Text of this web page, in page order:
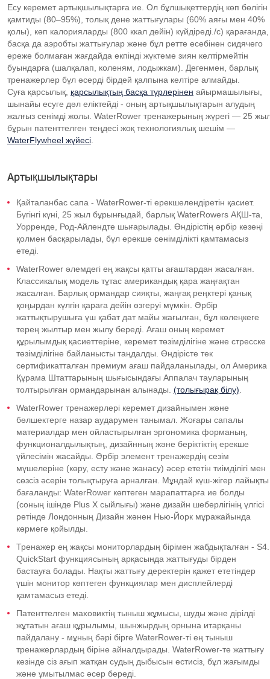
Есу керемет артықшылықтарға ие. Ол бұлшықеттердің көп бөлігін
қамтиды (80–95%), толық дене жаттығулары (60% аяғы мен 40%
қолы), көп калорияларды (800 ккал дейін) күйдіреді./с) қарағанда,
басқа да аэробты жаттығулар және бұл ретте есебінен сидячего
ереже болмаған жағдайда екпінді жүктеме зиян келтірмейтін
буындарға (шалқалап, коленям, лодыжкам). Дегенмен, барлық
тренажерлер бұл әсерді бірдей қалпына келтіре алмайды.
Суға қарсылық, қарсылықтың басқа түрлерінен айырмашылығы,
шынайы есуге дәл еліктейді - оның артықшылықтарын алудың
жалғыз сенімді жолы. WaterRower тренажерының жүрегі — 25
бұрын патенттелген теңдесі жоқ технологиялық шешім —
WaterFlywheel жүйесі
Артықшылықтары
Қайталанбас сапа - WaterRower-ті ерекшелендіретін қасиет.
Бүгінгі күні, 25 жыл бұрынғыдай, барлық WaterRowers АҚШ-та,
Уорренде, Род-Айлендте шығарылады. Өндірістің әрбір кезеңі
қолмен басқарылады, бұл ерекше сенімділікті қамтамасыз
етеді.
WaterRower әлемдегі ең жақсы қатты ағаштардан жасалған.
Классикалық модель тұтас американдық қара жаңғақтан
жасалған. Барлық ормандар сияқты, жаңғақ реңктері қанық
қоңырдан күлгін қараға дейін өзгеруі мүмкін. Әрбір
жаттықтырушыға үш қабат дат майы жағылған, бұл көлеңкеге
терең жылтыр мен жылу береді. Ағаш оның керемет
құрылымдық қасиеттеріне, керемет төзімділігіне және стресске
төзімділігіне байланысты таңдалды. Өндірісте тек
сертификатталған премиум ағаш пайдаланылады, ол Америка
Құрама Штаттарының шығысындағы Аппалач тауларының
толтырылған ормандарынан алынады. (толығырақ білу)
WaterRower тренажерлері керемет дизайнымен және
бөлшектерге назар аударумен танымал. Жоғары сапалы
материалдар мен ойластырылған эргономика форманың,
функционалдылықтың, дизайнның және беріктіктің ерекше
үйлесімін жасайды. Әрбір элемент тренажердің сезім
мүшелеріне (көру, есту және жанасу) әсер ететін тиімділігі мен
сөзсіз әсерін толықтыруға арналған. Мұндай күш-жігер лайықты
бағаланды: WaterRower көптеген марапаттарға ие болды
(соның ішінде Plus X сыйлығы) және дизайн шеберлігінің үлгісі
ретінде Лондонның Дизайн жәнен Нью-Йорк мұражайында
көрмеге қойылды.
Тренажер ең жақсы мониторлардың бірімен жабдықталған - S4.
QuickStart функциясының арқасында жаттығуды бірден
бастауға болады. Нақты жаттығу деректерін қажет ететіндер
үшін монитор көптеген функциялар мен дисплейлерді
қамтамасыз етеді.
Патенттелген маховиктің тыныш жұмысы, шуды және дірілді
жұтатын ағаш құрылымы, шынжырдың орнына итарқаны
пайдалану - мұның бәрі бірге WaterRower-ті ең тыныш
тренажерлардың біріне айналдырады. WaterRower-те жаттығу
кезінде сіз ағып жатқан судың дыбысын естисіз, бұл жағымды
және ұмытылмас әсер береді.